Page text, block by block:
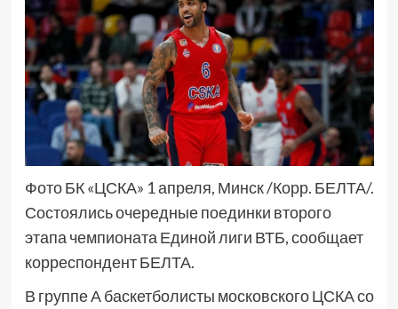
Фото БК «ЦСКА» 1 апреля, Минск /Корр. БЕЛТА/.
Состоялись очередные поединки второго
этапа чемпионата Единой лиги ВТБ, сообщает
корреспондент БЕЛТА.
В группе А баскетболисты московского ЦСКА со